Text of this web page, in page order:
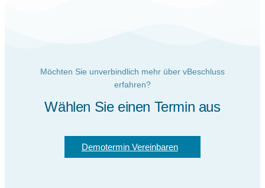
Möchten Sie unverbindlich mehr über vBeschluss
erfahren?
Wählen Sie einen Termin aus
Demotermin Vereinbaren